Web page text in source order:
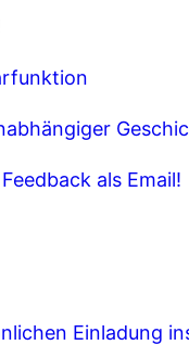
als Email!
Einladung